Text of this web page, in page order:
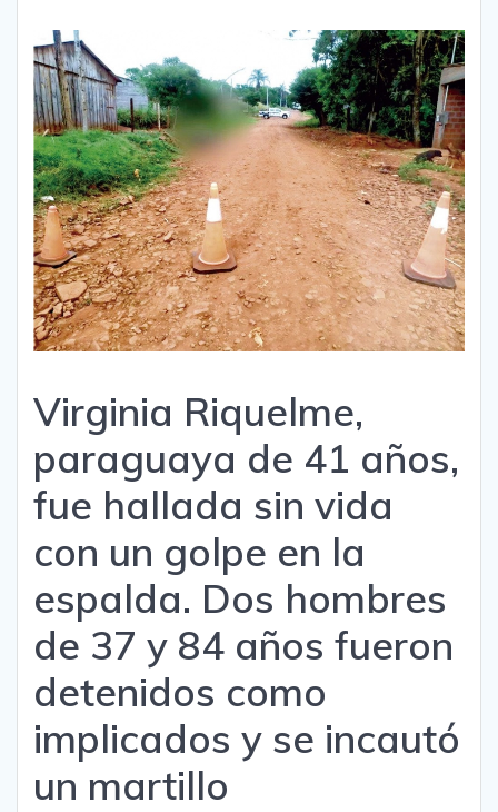
Virginia Riquelme,
paraguaya de 41 años,
fue hallada sin vida
con un golpe en la
espalda. Dos hombres
de 37 y 84 años fueron
detenidos como
implicados y se incautó
un martillo